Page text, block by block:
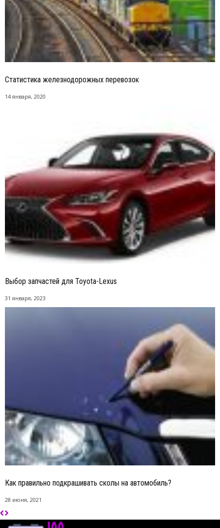
Статистика железнодорожных перевозок
14 января, 2020
Выбор запчастей для Toyota-Lexus
31 января, 2023
Как правильно подкрашивать сколы на автомобиль?
28 июня, 2021